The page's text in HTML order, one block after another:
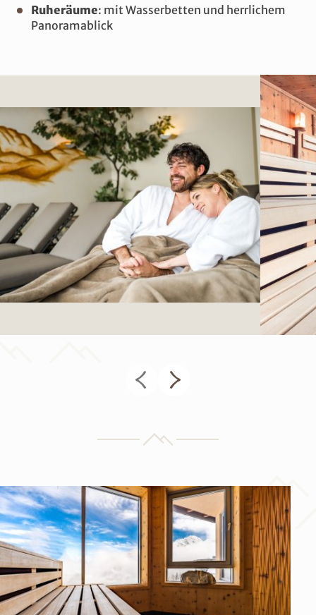
Ruheräume: mit Wasserbetten und herrlichem
Panoramablick